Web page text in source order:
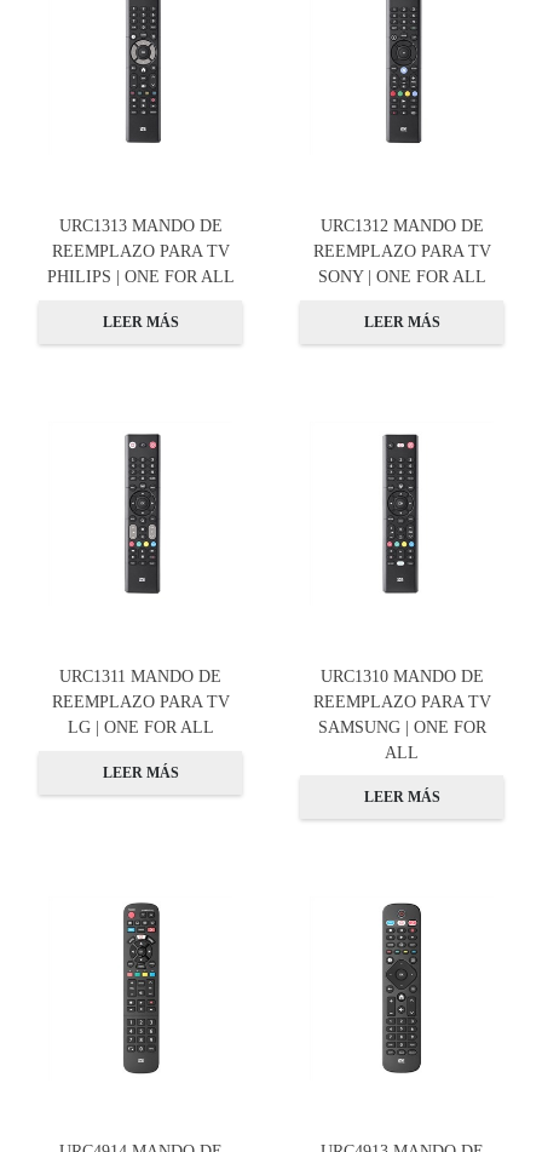
URC1313 MANDO DE
REEMPLAZO PARA TV
PHILIPS | ONE FOR ALL
LEER MÁS
URC1312 MANDO DE
REEMPLAZO PARA TV
SONY | ONE FOR ALL
LEER MÁS
URC1311 MANDO DE
REEMPLAZO PARA TV
LG | ONE FOR ALL
LEER MÁS
URC1310 MANDO DE
REEMPLAZO PARA TV
SAMSUNG | ONE FOR
ALL
LEER MÁS